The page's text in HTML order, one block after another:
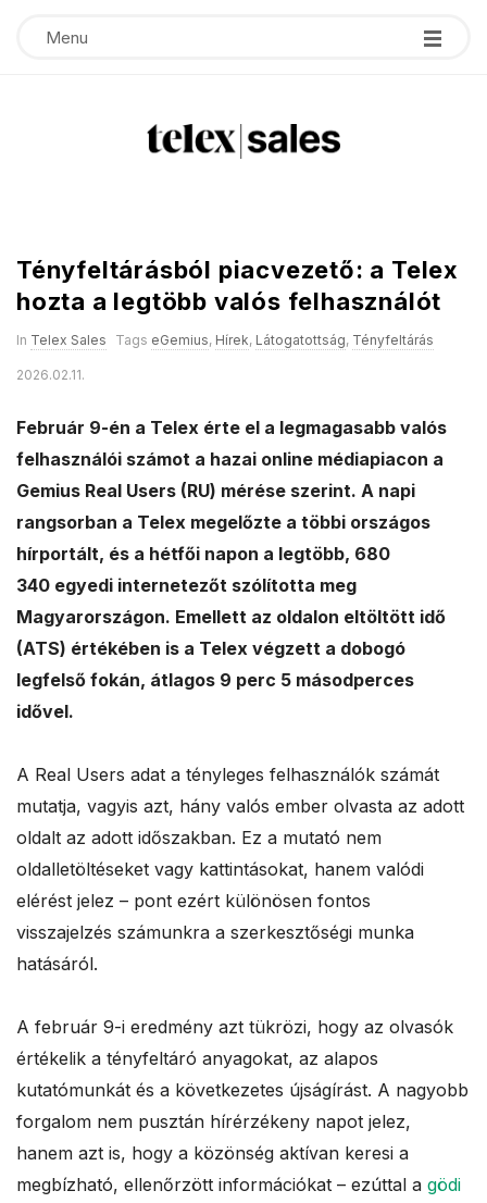
Menu
l
e
s
a
l
e
s
Tényfeltárásból piacvezető: a Telex
hozta a legtöbb valós felhasználót
In Telex Sales Tags eGemius, Hírek, Látogatottság, Tényfeltárás
2026.02.11.
Február 9-én a Telex érte el a legmagasabb valós
felhasználói számot a hazai online médiapiacon a
Gemius Real Users (RU) mérése szerint. A napi
rangsorban a Telex megelőzte a többi országos
hírportált, és a hétfői napon a legtöbb, 680
340 egyedi internetezőt szólította meg
Magyarországon. Emellett az oldalon eltöltött idő
(ATS) értékében is a Telex végzett a dobogó
legfelső fokán, átlagos 9 perc 5 másodperces
idővel.
A Real Users adat a tényleges felhasználók számát
mutatja, vagyis azt, hány valós ember olvasta az adott
oldalt az adott időszakban. Ez a mutató nem
oldalletöltéseket vagy kattintásokat, hanem valódi
elérést jelez – pont ezért különösen fontos
visszajelzés számunkra a szerkesztőségi munka
hatásáról.
A február 9-i eredmény azt tükrözi, hogy az olvasók
értékelik a tényfeltáró anyagokat, az alapos
kutatómunkát és a következetes újságírást. A nagyobb
forgalom nem pusztán hírérzékeny napot jelez,
hanem azt is, hogy a közönség aktívan keresi a
megbízható, ellenőrzött információkat – ezúttal a gödi